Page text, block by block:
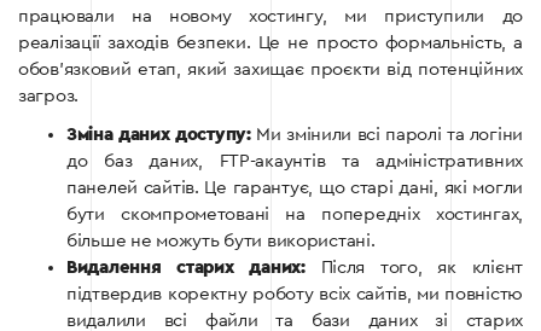
працювали на новому хостингу, ми приступили до
реалізації заходів безпеки. Це не просто формальність, а
обов’язковий етап, який захищає проєкти від потенційних
загроз.
Зміна даних доступу:Ми змінили всі паролі та логіни
до баз даних, FTP-акаунтів та адміністративних
панелей сайтів. Це гарантує, що старі дані, які могли
бути скомпрометовані на попередніх хостингах,
більше не можуть бути використані.
Видалення старих даних:Після того, як клієнт
підтвердив коректну роботу всіх сайтів, ми повністю
видалили всі файли та бази даних зі старих